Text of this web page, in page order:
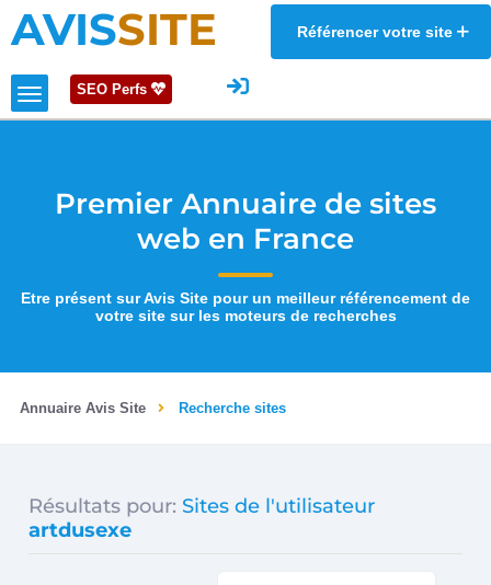
AVISSITE Référencer votre site
SEO Perfs
Premier Annuaire de sites
web en France
Etre présent sur Avis Site pour un meilleur référencement de
votre site sur les moteurs de recherches
Annuaire Avis Site Recherche sites
Résultats pour: Sites de l'utilisateur
artdusexe